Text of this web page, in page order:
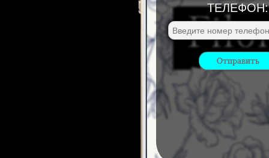
ТЕЛЕФОН: